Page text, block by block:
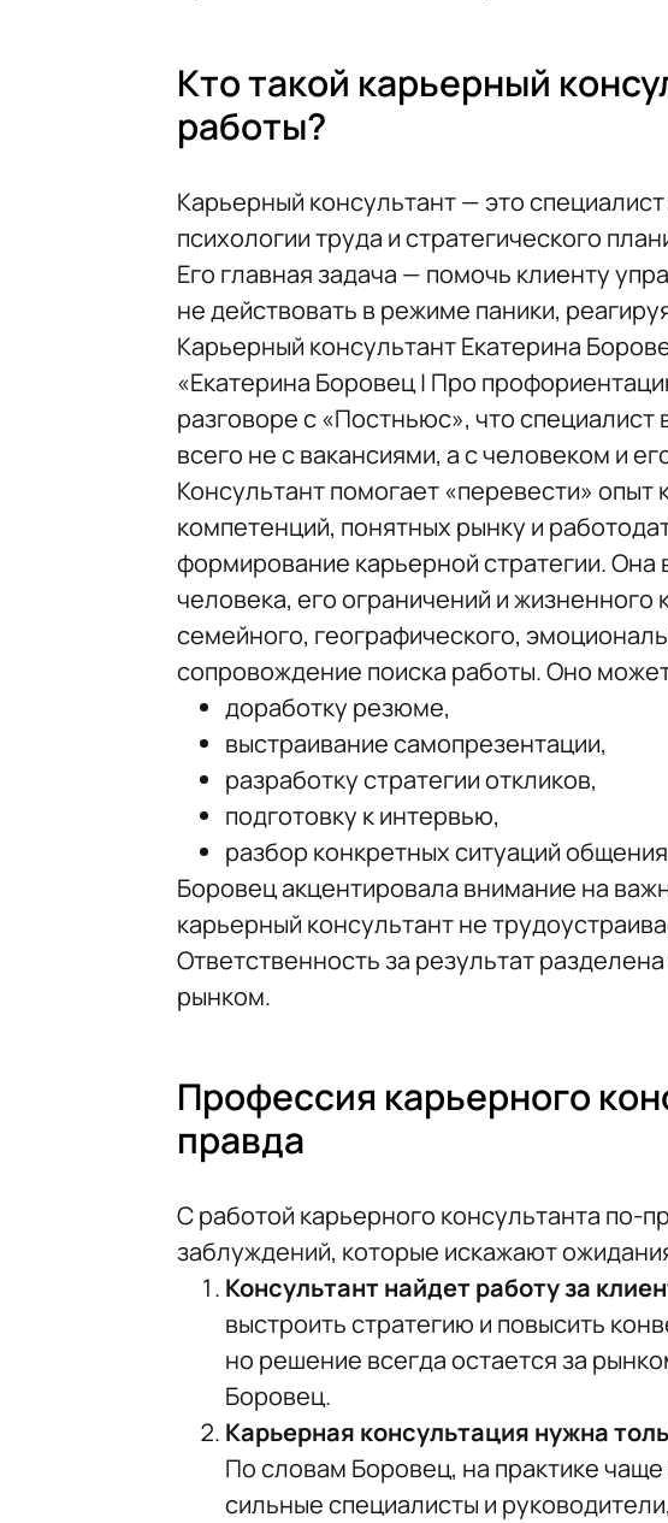
Кто такой карьерный
работы?
Карьерный консультант — это
психологии труда и стратегического
Его главная задача — помочь клиенту
не действовать в режиме паники,
Карьерный консультант Екатерина
«Екатерина Боровец | Про
разговоре с «Постньюс», что
всего не с вакансиями, а с человеком и
Консультант помогает «перевести» опыт
компетенций, понятных рынку и
формирование карьерной стратегии. Она
человека, его ограничений и жизненного
семейного, географического,
сопровождение поиска работы. Оно
доработку резюме,
выстраивание самопрезентации,
разработку стратегии откликов,
подготовку к интервью,
разбор конкретных ситуаций
Боровец акцентировала внимание на
карьерный консультант не
Ответственность за результат
рынком.
Профессия карьерного
правда
С работой карьерного консультанта по-
заблуждений, которые искажают
Консультант найдет работу за
выстроить стратегию и повысить
но решение всегда остается за
Боровец.
Карьерная консультация нужна
По словам Боровец, на практике
сильные специалисты и